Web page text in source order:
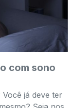
com sono
já deve ter